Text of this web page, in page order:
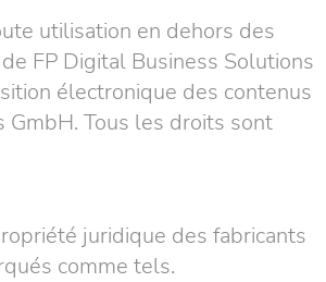
utilisation en dehors des
FP Digital Business Solutions
électronique des contenus
Tous les droits sont
juridique des fabricants
comme tels.